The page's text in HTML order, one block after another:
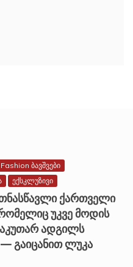
Fashion ბავშვები
ექსკლუზივი
ქართველი
უკვე მოდის
ადგილს
გაიცანით ლუკა